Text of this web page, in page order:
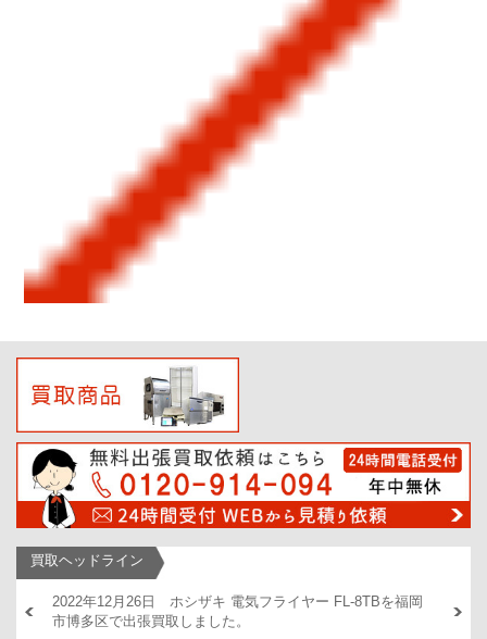
買取ヘッドライン
2022年12月26日 ホシザキ 電気フライヤー FL-8TBを福岡
市博多区で出張買取しました。
出張買